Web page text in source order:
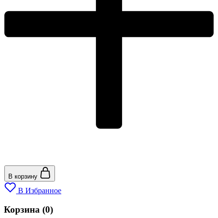
В корзину
В Избранное
Корзина (0)